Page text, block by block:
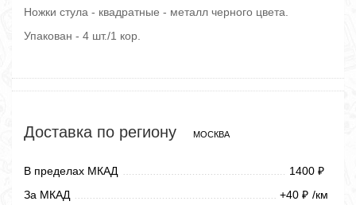
Ножки стула - квадратные - металл черного цвета.
Упакован - 4 шт./1 кор.
Доставка по региону МОСКВА
В пределах МКАД 1400 ₽
За МКАД +40 ₽ /км